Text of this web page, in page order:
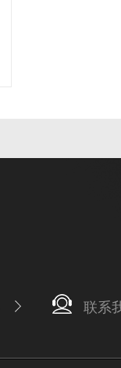
联系